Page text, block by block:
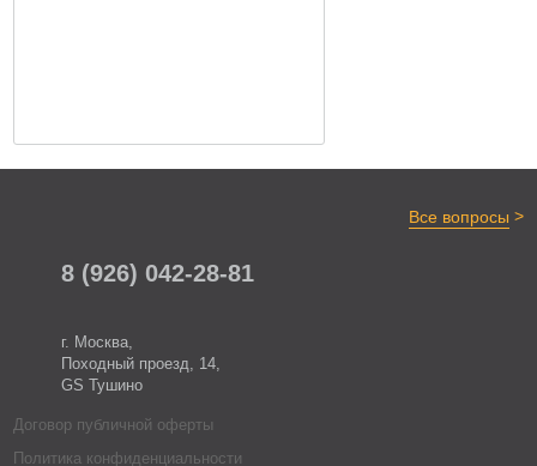
Все вопросы >
8 (926) 042-28-81
г. Москва,
Походный проезд, 14,
GS Тушино
Договор публичной оферты
Политика конфиденциальности